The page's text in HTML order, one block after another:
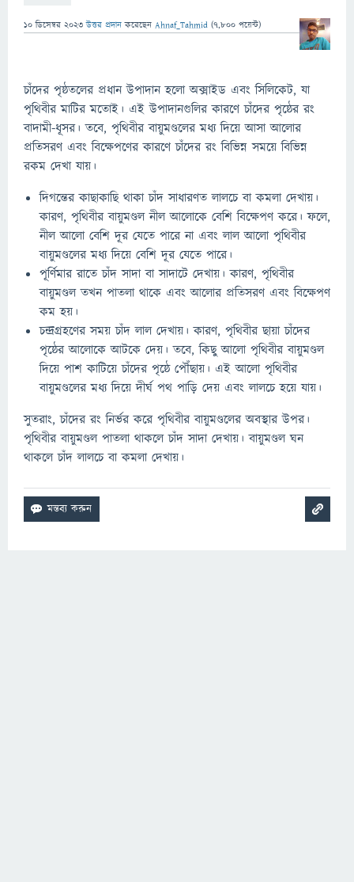
10 ডিসেম্বর 2023 উত্তর প্রদান করেছেন Ahnaf_Tahmid (7,800 পয়েন্ট)
চাঁদের পৃষ্ঠতলের প্রধান উপাদান হলো অক্সাইড এবং সিলিকেট, যা
পৃথিবীর মাটির মতোই। এই উপাদানগুলির কারণে চাঁদের পৃষ্ঠের রং
বাদামী-ধূসর। তবে, পৃথিবীর বায়ুমণ্ডলের মধ্য দিয়ে আসা আলোর
প্রতিসরণ এবং বিক্ষেপণের কারণে চাঁদের রং বিভিন্ন সময়ে বিভিন্ন
রকম দেখা যায়।
দিগন্তের কাছাকাছি থাকা চাঁদ সাধারণত লালচে বা কমলা দেখায়।
কারণ, পৃথিবীর বায়ুমণ্ডল নীল আলোকে বেশি বিক্ষেপণ করে। ফলে,
নীল আলো বেশি দূর যেতে পারে না এবং লাল আলো পৃথিবীর
বায়ুমণ্ডলের মধ্য দিয়ে বেশি দূর যেতে পারে।
পূর্ণিমার রাতে চাঁদ সাদা বা সাদাটে দেখায়। কারণ, পৃথিবীর
বায়ুমণ্ডল তখন পাতলা থাকে এবং আলোর প্রতিসরণ এবং বিক্ষেপণ
কম হয়।
চন্দ্রগ্রহণের সময় চাঁদ লাল দেখায়। কারণ, পৃথিবীর ছায়া চাঁদের
পৃষ্ঠের আলোকে আটকে দেয়। তবে, কিছু আলো পৃথিবীর বায়ুমণ্ডল
দিয়ে পাশ কাটিয়ে চাঁদের পৃষ্ঠে পৌঁছায়। এই আলো পৃথিবীর
বায়ুমণ্ডলের মধ্য দিয়ে দীর্ঘ পথ পাড়ি দেয় এবং লালচে হয়ে যায়।
সুতরাং, চাঁদের রং নির্ভর করে পৃথিবীর বায়ুমণ্ডলের অবস্থার উপর।
পৃথিবীর বায়ুমণ্ডল পাতলা থাকলে চাঁদ সাদা দেখায়। বায়ুমণ্ডল ঘন
থাকলে চাঁদ লালচে বা কমলা দেখায়।